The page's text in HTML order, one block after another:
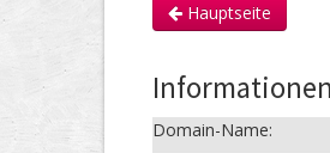
Hauptseite
Domain-Name: